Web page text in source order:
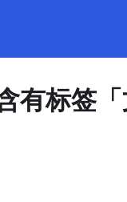
有标签